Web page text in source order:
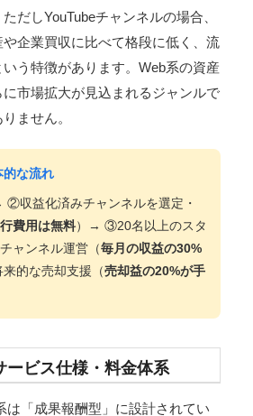
だしYouTubeチャンネルの場合、
企業買収に比べて格段に低く、流
う特徴があります。Web系の資産
市場拡大が見込まれるジャンルで
ません。
的な流れ
収益化済みチャンネルを選定・
費用は無料）→ ③20名以上のスタ
ャンネル運営（毎月の収益の30%
的な売却支援（売却益の20%が手
ビス仕様・料金体系
は「成果報酬型」に設計されてい